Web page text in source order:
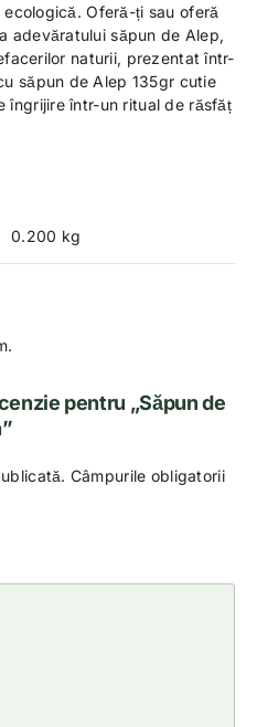
Oferă-ți sau oferă
adevăratului săpun de Alep,
naturii, prezentat într-
săpun de Alep 135gr cutie
îngrijire într-un ritual de răsfăț
0.200 kg
pentru „Săpun de
Câmpurile obligatorii